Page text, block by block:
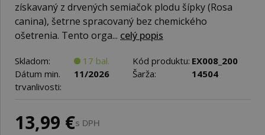
získavaný z drvených semiačok plodu šípky (Rosa
canina), šetrne spracovaný bez chemického
ošetrenia. Tento orga... celý popis
Skladom: 17 bal. Kód produktu: EX008_200
Dátum min.
trvanlivosti:
11/2026 Šarža: 14504
13,99 €s DPH